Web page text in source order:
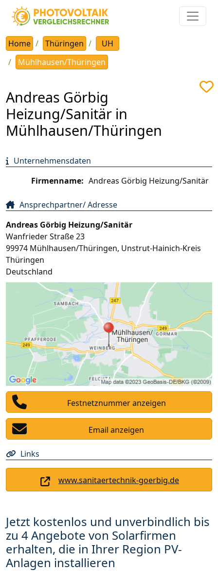
Home Thüringen
UH
Mühlhausen/Thüringen
Andreas Görbig
Heizung/Sanitär in
Mühlhausen/Thüringen
Unternehmensdaten
Firmenname: Andreas Görbig Heizung/Sanitär
Ansprechpartner/ Adresse
Andreas Görbig Heizung/Sanitär
Wanfrieder Straße 23
99974 Mühlhausen/Thüringen, Unstrut-Hainich-Kreis
Thüringen
Deutschland
Festnetznummer anzeigen
Email anzeigen
Links
www.sanitaertechnik-goerbig.de
Jetzt kostenlos und unverbindlich bis
zu 4 Angebote von Solarfirmen
erhalten, die in Ihrer Region PV-
Anlagen installieren